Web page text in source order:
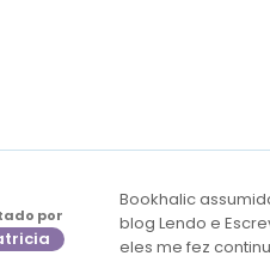
por
Bookhalic
blog Lendo e
eles me fez